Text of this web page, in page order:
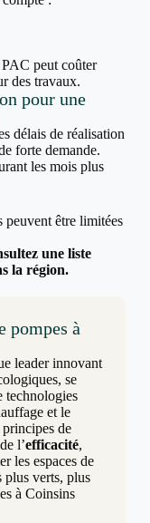
peut coûter
des travaux.
pour une
délais de réalisation
forte demande.
les mois plus
peuvent être limitées
une liste
la région.
pompes à
leader innovant
se
technologies
et le
de
l’efficacité,
les espaces de
plus verts, plus
à Coinsins